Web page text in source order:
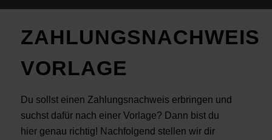
ZAHLUNGSNACHWEIS
VORLAGE
Du sollst einen Zahlungsnachweis erbringen und
suchst dafür nach einer Vorlage? Dann bist du
hier genau richtig! Nachfolgend stellen wir dir